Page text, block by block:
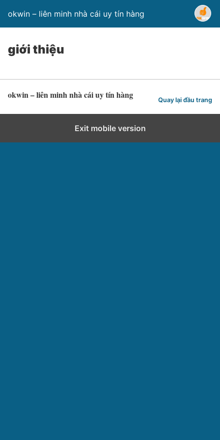
okwin – liên minh nhà cái uy tín hàng
giới thiệu
okwin – liên minh nhà cái uy tín hàng Quay lại đầu trang
Exit mobile version